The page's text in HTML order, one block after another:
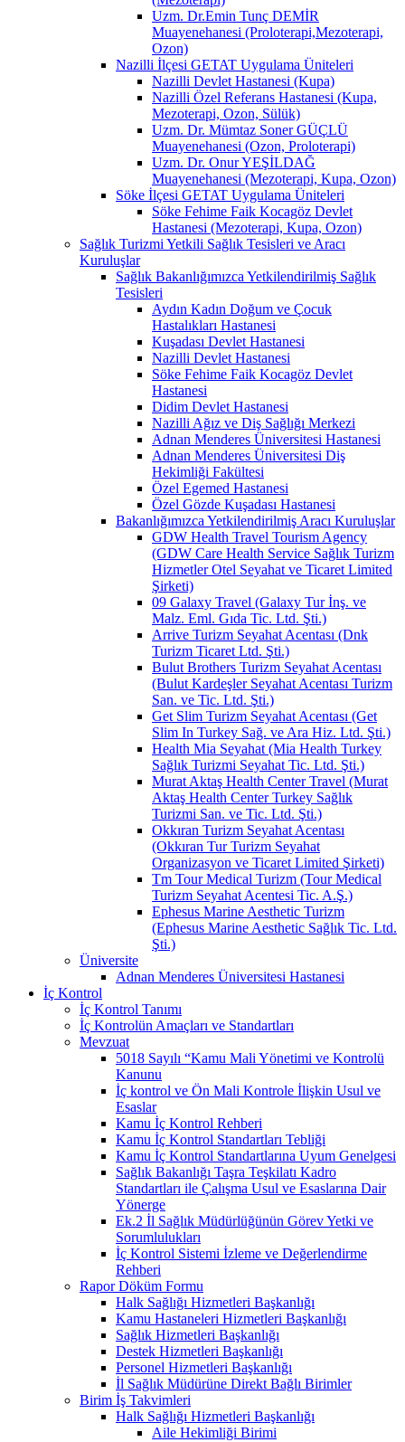
Uzm. Dr.Emin Tunç DEMİR
Muayenehanesi (Proloterapi,Mezoterapi,
Ozon)
Nazilli İlçesi GETAT Uygulama Üniteleri
Nazilli Devlet Hastanesi (Kupa)
Nazilli Özel Referans Hastanesi (Kupa,
Mezoterapi, Ozon, Sülük)
Uzm. Dr. Mümtaz Soner GÜÇLÜ
Muayenehanesi (Ozon, Proloterapi)
Uzm. Dr. Onur YEŞİLDAĞ
Muayenehanesi (Mezoterapi, Kupa, Ozon)
Söke İlçesi GETAT Uygulama Üniteleri
Söke Fehime Faik Kocagöz Devlet
Hastanesi (Mezoterapi, Kupa, Ozon)
Sağlık Turizmi Yetkili Sağlık Tesisleri ve Aracı
Kuruluşlar
Sağlık Bakanlığımızca Yetkilendirilmiş Sağlık
Tesisleri
Aydın Kadın Doğum ve Çocuk
Hastalıkları Hastanesi
Kuşadası Devlet Hastanesi
Nazilli Devlet Hastanesi
Söke Fehime Faik Kocagöz Devlet
Hastanesi
Didim Devlet Hastanesi
Nazilli Ağız ve Diş Sağlığı Merkezi
Adnan Menderes Üniversitesi Hastanesi
Adnan Menderes Üniversitesi Diş
Hekimliği Fakültesi
Özel Egemed Hastanesi
Özel Gözde Kuşadası Hastanesi
Bakanlığımızca Yetkilendirilmiş Aracı Kuruluşlar
GDW Health Travel Tourism Agency
(GDW Care Health Service Sağlık Turizm
Hizmetler Otel Seyahat ve Ticaret Limited
Şirketi)
09 Galaxy Travel (Galaxy Tur İnş. ve
Malz. Eml. Gıda Tic. Ltd. Şti.)
Arrive Turizm Seyahat Acentası (Dnk
Turizm Ticaret Ltd. Şti.)
Bulut Brothers Turizm Seyahat Acentası
(Bulut Kardeşler Seyahat Acentası Turizm
San. ve Tic. Ltd. Şti.)
Get Slim Turizm Seyahat Acentası (Get
Slim In Turkey Sağ. ve Ara Hiz. Ltd. Şti.)
Health Mia Seyahat (Mia Health Turkey
Sağlık Turizmi Seyahat Tic. Ltd. Şti.)
Murat Aktaş Health Center Travel (Murat
Aktaş Health Center Turkey Sağlık
Turizmi San. ve Tic. Ltd. Şti.)
Okkıran Turizm Seyahat Acentası
(Okkıran Tur Turizm Seyahat
Organizasyon ve Ticaret Limited Şirketi)
Tm Tour Medical Turizm (Tour Medical
Turizm Seyahat Acentesi Tic. A.Ş.)
Ephesus Marine Aesthetic Turizm
(Ephesus Marine Aesthetic Sağlık Tic. Ltd.
Şti.)
Üniversite
Adnan Menderes Üniversitesi Hastanesi
İç Kontrol
İç Kontrol Tanımı
İç Kontrolün Amaçları ve Standartları
Mevzuat
5018 Sayılı “Kamu Mali Yönetimi ve Kontrolü
Kanunu
İç kontrol ve Ön Mali Kontrole İlişkin Usul ve
Esaslar
Kamu İç Kontrol Rehberi
Kamu İç Kontrol Standartları Tebliği
Kamu İç Kontrol Standartlarına Uyum Genelgesi
Sağlık Bakanlığı Taşra Teşkilatı Kadro
Standartları ile Çalışma Usul ve Esaslarına Dair
Yönerge
Ek.2 İl Sağlık Müdürlüğünün Görev Yetki ve
Sorumlulukları
İç Kontrol Sistemi İzleme ve Değerlendirme
Rehberi
Rapor Döküm Formu
Halk Sağlığı Hizmetleri Başkanlığı
Kamu Hastaneleri Hizmetleri Başkanlığı
Sağlık Hizmetleri Başkanlığı
Destek Hizmetleri Başkanlığı
Personel Hizmetleri Başkanlığı
İl Sağlık Müdürüne Direkt Bağlı Birimler
Birim İş Takvimleri
Halk Sağlığı Hizmetleri Başkanlığı
Aile Hekimliği Birimi